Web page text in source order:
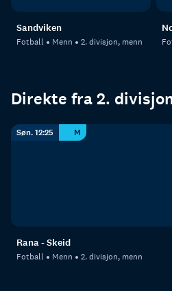
Sandviken
Fotball Menn 2. divisjon, menn
Direkte fra 2.
Søn. 12:25 M
Rana - Skeid
Fotball Menn 2. divisjon, menn